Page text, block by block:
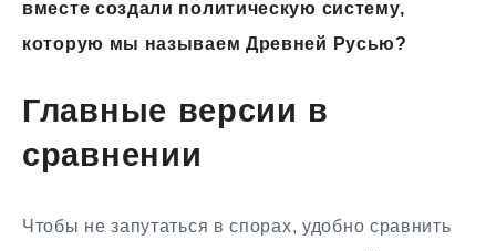
вместе создали политическую систему,
которую мы называем Древней Русью?
Главные версии в
сравнении
Чтобы не запутаться в спорах, удобно сравнить